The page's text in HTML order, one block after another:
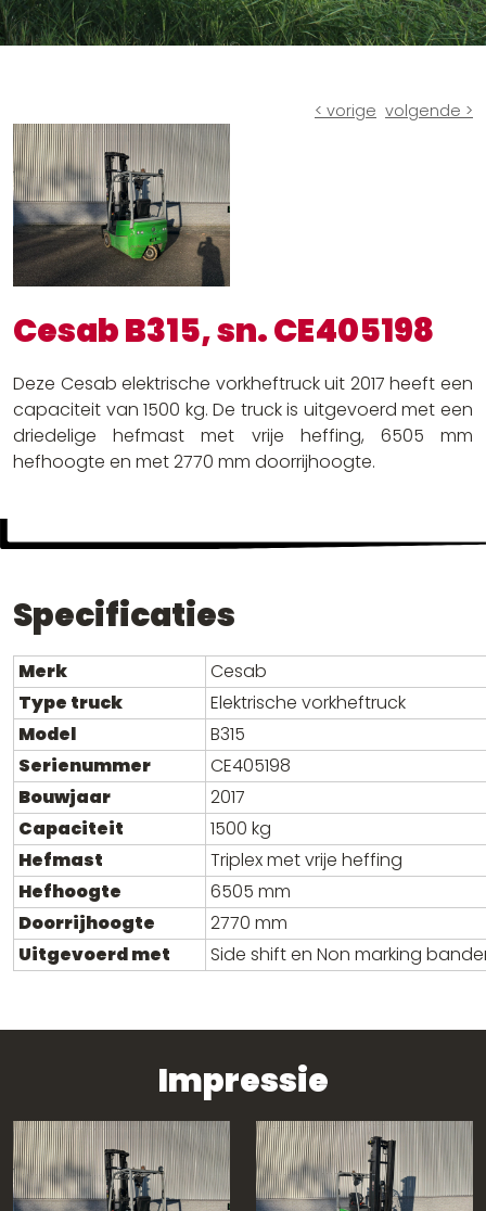
Ruw terrein heftrucks
Batterijen en laders
< vorige volgende >
Cesab B315, sn. CE405198
Deze Cesab elektrische vorkheftruck uit 2017 heeft een
capaciteit van 1500 kg. De truck is uitgevoerd met een
driedelige hefmast met vrije heffing, 6505 mm
hefhoogte en met 2770 mm doorrijhoogte.
Specificaties
Merk
Cesab
Type truck
Elektrische vorkheftruck
Model
B315
Serienummer
CE405198
Bouwjaar
2017
Capaciteit
1500 kg
Hefmast
Triplex met vrije heffing
Hefhoogte
6505 mm
Doorrijhoogte
2770 mm
Uitgevoerd met
Side shift en Non marking
Impressie